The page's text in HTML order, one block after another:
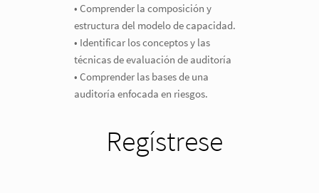
• Comprender la composición y
estructura del modelo de capacidad.
• Identificar los conceptos y las
técnicas de evaluación de auditoría
• Comprender las bases de una
auditoría enfocada en riesgos.
Regístrese